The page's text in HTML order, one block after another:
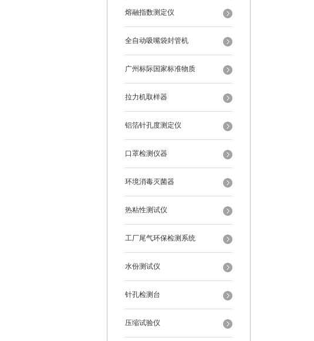
熔融指数测定仪
全自动吸嘴袋封管机
广州标际国家标准物质
拉力机取样器
铝箔针孔度测定仪
口罩检测仪器
环境消毒灭菌器
热粘性测试仪
工厂尾气环保检测系统
水份测试仪
针孔检测台
压缩试验仪